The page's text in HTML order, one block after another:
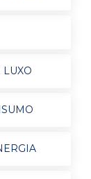
LUXO